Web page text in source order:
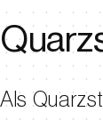
Als